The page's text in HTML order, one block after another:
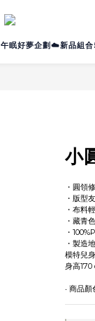
午眠好夢企劃☁️新品組
小
・圓領
・版型
・布料
・藏青色
・
・製造
模特兒
身高
‧ 商品